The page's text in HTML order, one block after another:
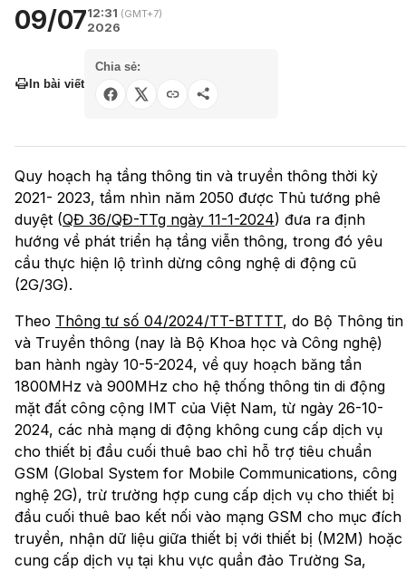
09/0712:31 (GMT+7)
2026
In bài viết
Chia sẻ:
Quy hoạch hạ tầng thông tin và truyền thông thời kỳ
2021- 2023, tầm nhìn năm 2050 được Thủ tướng phê
duyệt (QĐ 36/QĐ-TTg ngày 11-1-2024) đưa ra định
hướng về phát triển hạ tầng viễn thông, trong đó yêu
cầu thực hiện lộ trình dừng công nghệ di động cũ
(2G/3G).
Theo Thông tư số 04/2024/TT-BTTTT, do Bộ Thông tin
và Truyền thông (nay là Bộ Khoa học và Công nghệ)
ban hành ngày 10-5-2024, về quy hoạch băng tần
1800MHz và 900MHz cho hệ thống thông tin di động
mặt đất công cộng IMT của Việt Nam, từ ngày 26-10-
2024, các nhà mạng di động không cung cấp dịch vụ
cho thiết bị đầu cuối thuê bao chỉ hỗ trợ tiêu chuẩn
GSM (Global System for Mobile Communications, công
nghệ 2G), trừ trường hợp cung cấp dịch vụ cho thiết bị
đầu cuối thuê bao kết nối vào mạng GSM cho mục đích
truyền, nhận dữ liệu giữa thiết bị với thiết bị (M2M) hoặc
cung cấp dịch vụ tại khu vực quần đảo Trường Sa,